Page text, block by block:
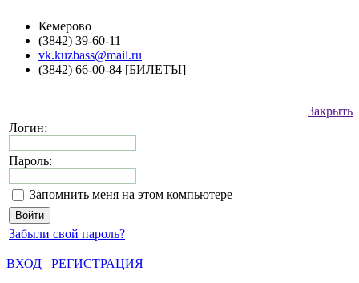
Кемерово
(3842) 39-60-11
vk.kuzbass@mail.ru
(3842) 66-00-84 [БИЛЕТЫ]
Закрыть
Логин:
Пароль:
Запомнить меня на этом компьютере
Забыли свой пароль?
ВХОД
РЕГИСТРАЦИЯ